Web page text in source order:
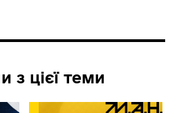
з цієї теми